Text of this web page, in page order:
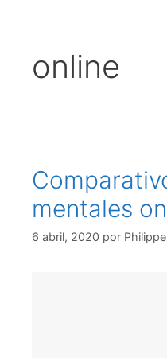
online
mentales
6 abril, 2020 por